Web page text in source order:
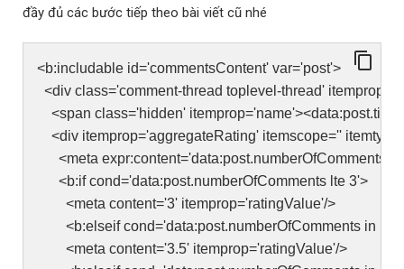
đầy đủ các bước tiếp theo bài viết cũ nhé
<b:includable id='commentsContent' var='post'>
<div class='comment-thread toplevel-thread'
<span class='hidden' itemprop='name'><data:post.title/
<div itemprop='aggregateRating' itemscope=''
<meta expr:content='data:post.numberOfComments'
<b:if cond='data:post.numberOfComments lte 3'>
<meta content='3' itemprop='ratingValue'/>
<b:elseif cond='data:post.numberOfComments in
<meta content='3.5' itemprop='ratingValue'/>